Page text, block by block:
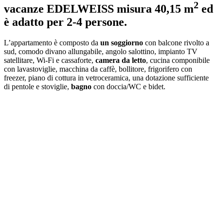
vacanze EDELWEISS misura 40,15 m2 ed
è adatto per 2-4 persone.
L’appartamento è composto da un soggiorno con balcone rivolto a
sud, comodo divano allungabile, angolo salottino, impianto TV
satellitare, Wi-Fi e cassaforte, camera da letto, cucina componibile
con lavastoviglie, macchina da caffè, bollitore, frigorifero con
freezer, piano di cottura in vetroceramica, una dotazione sufficiente
di pentole e stoviglie, bagno con doccia/WC e bidet.